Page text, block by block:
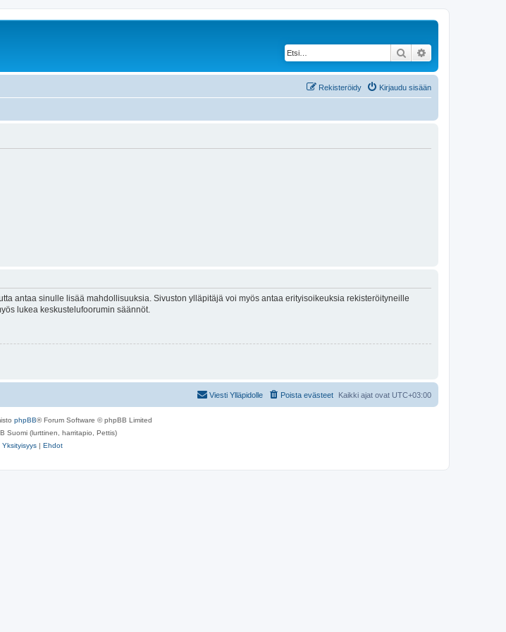
Etsi
Kirjaudu sisään
Rekisteröidy
antaa sinulle lisää mahdollisuuksia. Sivuston ylläpitäjä voi myös antaa erityisoikeuksia rekisteröityneille
lukea keskustelufoorumin säännöt.
Kaikki ajat ovat UTC+03:00
Poista evästeet
Viesti Ylläpidolle
phpBB® Forum Software © phpBB Limited
Suomi (lurttinen, harritapio, Pettis)
Yksityisyys | Ehdot